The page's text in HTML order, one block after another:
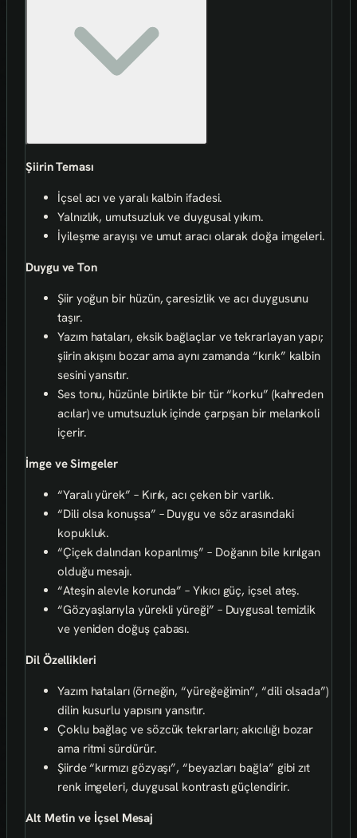
Şiirin Teması
İçsel acı ve yaralı kalbin ifadesi.
Yalnızlık, umutsuzluk ve duygusal yıkım.
İyileşme arayışı ve umut aracı olarak doğa imgeleri.
Duygu ve Ton
Şiir yoğun bir hüzün, çaresizlik ve acı duygusunu
taşır.
Yazım hataları, eksik bağlaçlar ve tekrarlayan yapı;
şiirin akışını bozar ama aynı zamanda “kırık” kalbin
sesini yansıtır.
Ses tonu, hüzünle birlikte bir tür “korku” (kahreden
acılar) ve umutsuzluk içinde çarpışan bir melankoli
içerir.
İmge ve Simgeler
“Yaralı yürek” – Kırık, acı çeken bir varlık.
“Dili olsa konuşsa” – Duygu ve söz arasındaki
kopukluk.
“Çiçek dalından koparılmış” – Doğanın bile kırılgan
olduğu mesajı.
“Ateşin alevle korunda” – Yıkıcı güç, içsel ateş.
“Gözyaşlarıyla yürekli yüreği” – Duygusal temizlik
ve yeniden doğuş çabası.
Dil Özellikleri
Yazım hataları (örneğin, “yüreğeğimin”, “dili olsada”)
dilin kusurlu yapısını yansıtır.
Çoklu bağlaç ve sözcük tekrarları; akıcılığı bozar
ama ritmi sürdürür.
Şiirde “kırmızı gözyaşı”, “beyazları bağla” gibi zıt
renk imgeleri, duygusal kontrastı güçlendirir.
Alt Metin ve İçsel Mesaj